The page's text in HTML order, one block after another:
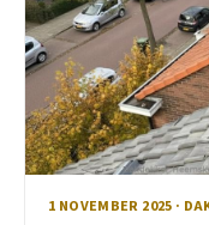
1 NOVEMBER 2025 ·